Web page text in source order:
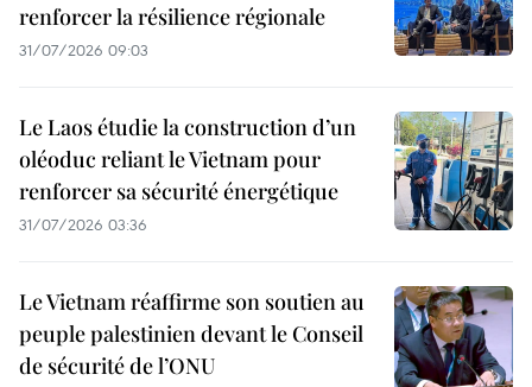
renforcer la résilience régionale
31/07/2026 09:03
Le Laos étudie la construction d’un
oléoduc reliant le Vietnam pour
renforcer sa sécurité énergétique
31/07/2026 03:36
Le Vietnam réaffirme son soutien au
peuple palestinien devant le Conseil
de sécurité de l’ONU